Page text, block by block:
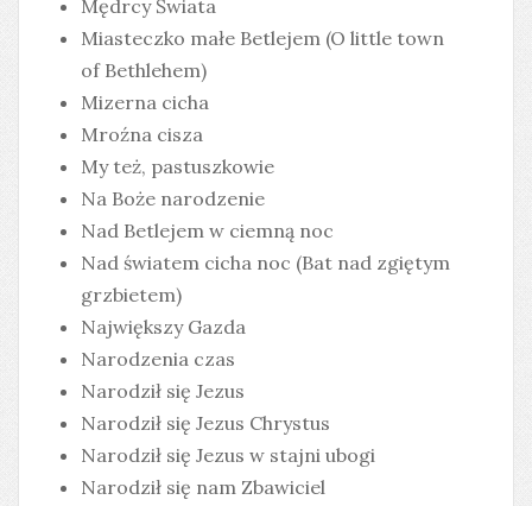
Mędrcy Świata
Miasteczko małe Betlejem (O little town
of Bethlehem)
Mizerna cicha
Mroźna cisza
My też, pastuszkowie
Na Boże narodzenie
Nad Betlejem w ciemną noc
Nad światem cicha noc (Bat nad zgiętym
grzbietem)
Największy Gazda
Narodzenia czas
Narodził się Jezus
Narodził się Jezus Chrystus
Narodził się Jezus w stajni ubogi
Narodził się nam Zbawiciel